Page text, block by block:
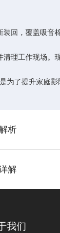
，覆盖吸音
工作现场。
了提升家庭影
析
解
我们